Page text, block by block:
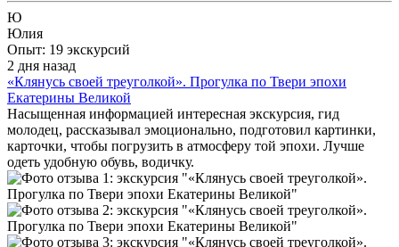
Ю
Юлия
Опыт: 19 экскурсий
2 дня назад
«Клянусь своей треуголкой». Прогулка по Твери эпохи
Екатерины Великой
Насыщенная информацией интересная экскурсия, гид
молодец, рассказывал эмоционально, подготовил картинки,
карточки, чтобы погрузить в атмосферу той эпохи. Лучше
одеть удобную обувь, водичку.